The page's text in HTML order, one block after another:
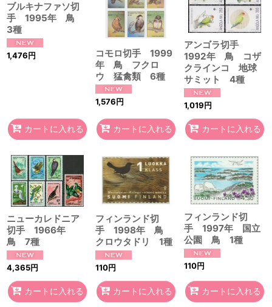
ブルキナファソ切
手 1995年 鳥
3種
1,476円
カートに入れる
コモロ切手 1999
年 鳥 フクロ
ウ 猛禽類 6種
1,576円
カートに入れる
アンゴラ切手
1992年 鳥 コザ
クラインコ 地球
サミット 4種
1,019円
カートに入れる
ニューカレドニア
切手 1966年
鳥 7種
4,365円
カートに入れる
フィンランド切
手 1998年 鳥
クロウタドリ 1種
110円
カートに入れる
フィンランド切
手 1997年 国立
公園 鳥 1種
110円
カートに入れる